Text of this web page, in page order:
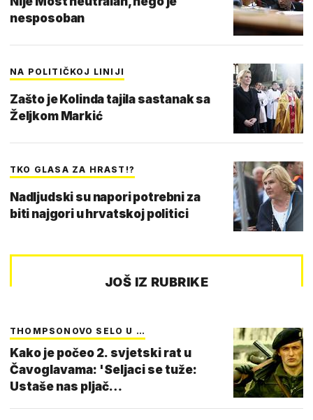
nesposoban
NA POLITIČKOJ LINIJI
Zašto je Kolinda tajila sastanak sa
Željkom Markić
TKO GLASA ZA HRAST!?
Nadljudski su napori potrebni za
biti najgori u hrvatskoj politici
JOŠ IZ RUBRIKE
THOMPSONOVO SELO U …
Kako je počeo 2. svjetski rat u
Čavoglavama: 'Seljaci se tuže:
Ustaše nas pljač…